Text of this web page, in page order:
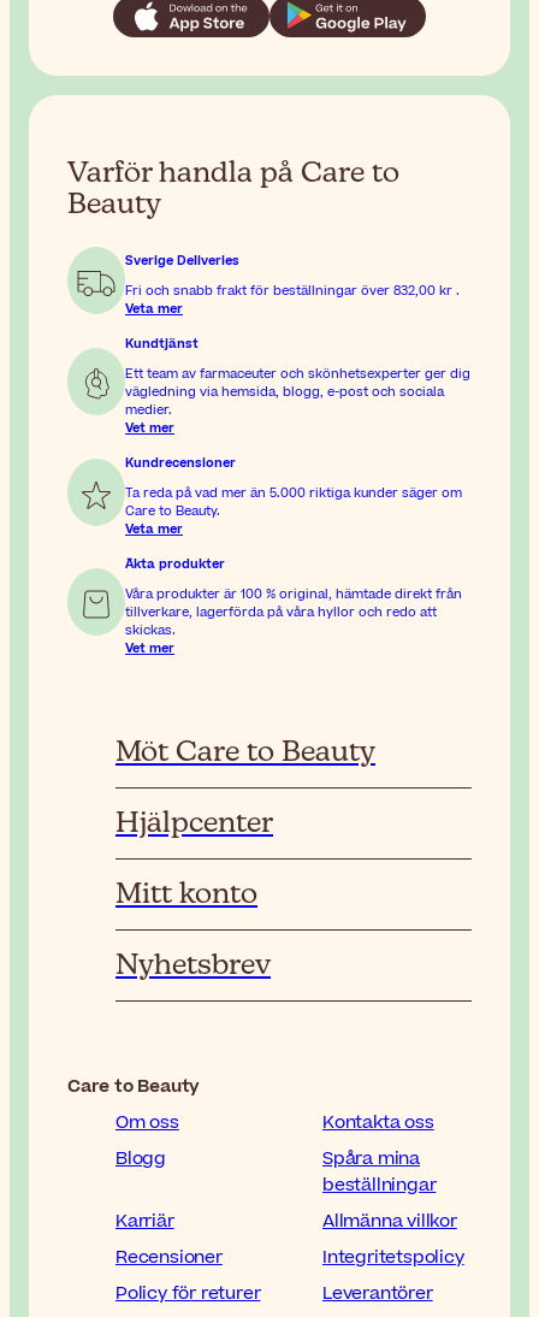
Varför handla på Care to
Beauty
Sverige Deliveries
Fri och snabb frakt för beställningar över 832,00 kr .
Veta mer
Kundtjänst
Ett team av farmaceuter och skönhetsexperter ger dig
vägledning via hemsida, blogg, e-post och sociala
medier.
Vet mer
Kundrecensioner
Ta reda på vad mer än 5.000 riktiga kunder säger om
Care to Beauty.
Veta mer
Äkta produkter
Våra produkter är 100 % original, hämtade direkt från
tillverkare, lagerförda på våra hyllor och redo att
skickas.
Vet mer
Möt Care to Beauty
Hjälpcenter
Mitt konto
Nyhetsbrev
Care to Beauty
Om oss
Kontakta oss
Blogg
Spåra mina
beställningar
Karriär
Allmänna villkor
Recensioner
Integritetspolicy
Policy för returer
Leverantörer